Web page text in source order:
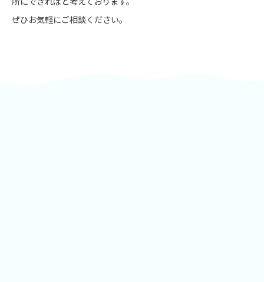
所にできればと考えております。
ぜひお気軽にご相談ください。